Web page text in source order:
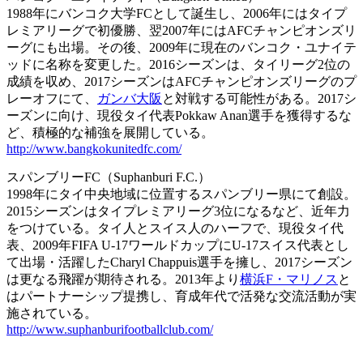
1988年にバンコク大学FCとして誕生し、2006年にはタイプ
レミアリーグで初優勝、翌2007年にはAFCチャンピオンズリ
ーグにも出場。その後、2009年に現在のバンコク・ユナイテ
ッドに名称を変更した。2016シーズンは、タイリーグ2位の
成績を収め、2017シーズンはAFCチャンピオンズリーグのプ
レーオフにて、
ガンバ大阪 と対戦する可能性がある。2017シ
ーズンに向け、現役タイ代表Pokkaw Anan選手を獲得するな
ど、積極的な補強を展開している。
http://www.bangkokunitedfc.com/
スパンブリーFC（Suphanburi F.C.）
1998年にタイ中央地域に位置するスパンブリー県にて創設。
2015シーズンはタイプレミアリーグ3位になるなど、近年力
をつけている。タイ人とスイス人のハーフで、現役タイ代
表、2009年FIFA U-17ワールドカップにU-17スイス代表とし
て出場・活躍したCharyl Chappuis選手を擁し、2017シーズン
は更なる飛躍が期待される。2013年より 横浜F・マリノス と
はパートナーシップ提携し、育成年代で活発な交流活動が実
施されている。
http://www.suphanburifootballclub.com/